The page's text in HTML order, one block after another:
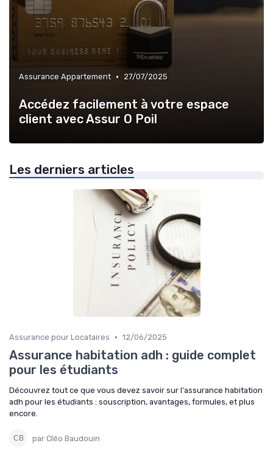
Assurance Appartement • 27/07/2025
Accédez facilement à votre espace
client avec Assur O Poil
Les derniers articles
Assurance pour Locataires • 12/06/2025
Assurance habitation adh : guide complet
pour les étudiants
Découvrez tout ce que vous devez savoir sur l'assurance habitation
adh pour les étudiants : souscription, avantages, formules, et plus
encore.
par Cléo Baudouin